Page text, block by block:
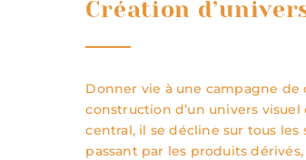
Création
Donner vie à une campagne
construction d’un univers
central, il se décline sur tous
passant par les produits